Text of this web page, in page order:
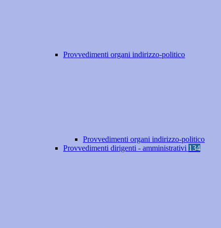
Provvedimenti organi indirizzo-politico
Provvedimenti organi indirizzo-politico
Provvedimenti dirigenti - amministrativi 134